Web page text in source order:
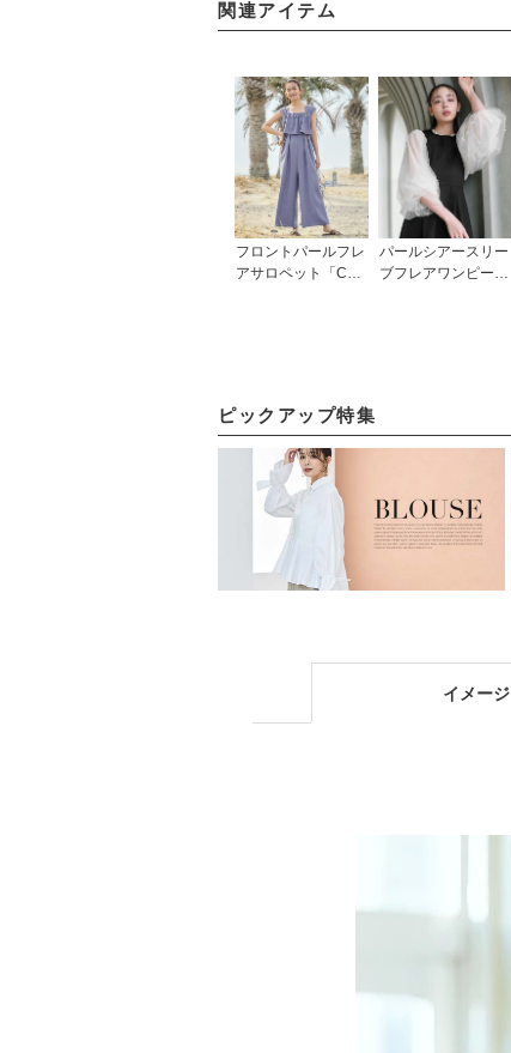
関連アイテム
フロントパールフレ
アサロペット「CPA
パールシアースリー
ブフレアワンピース
ピックアップ特集
イメージ